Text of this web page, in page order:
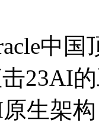
中
23AI
生架